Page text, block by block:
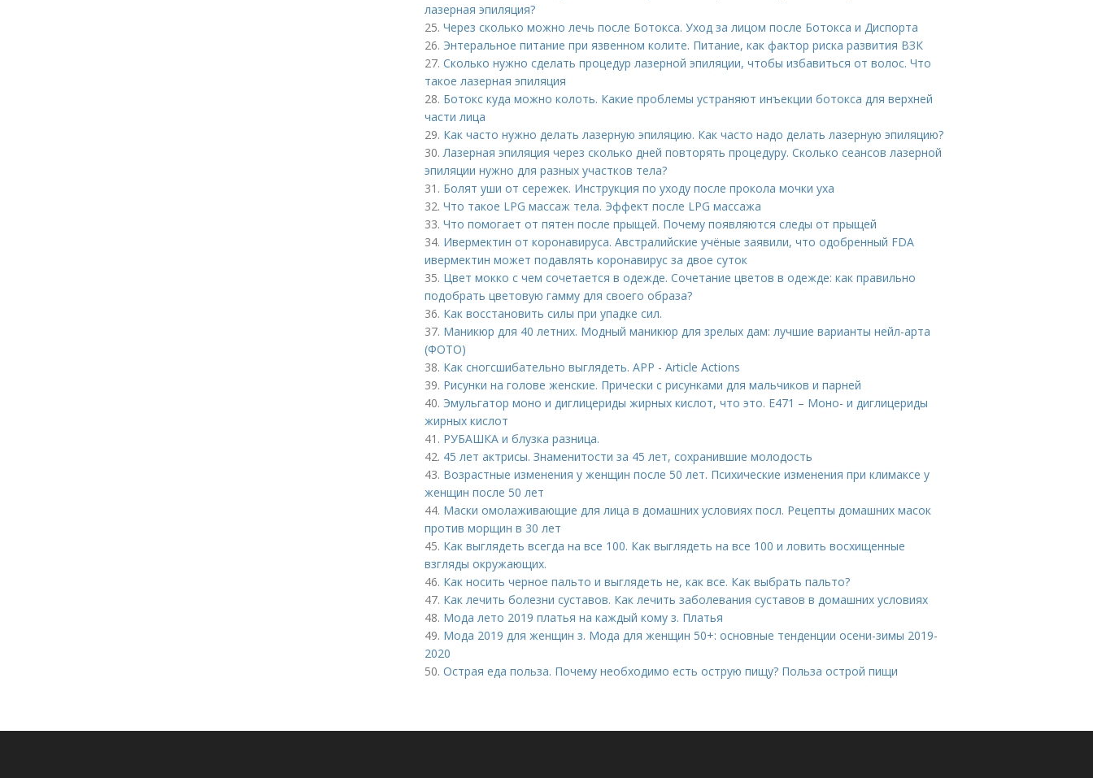
лазерная эпиляция?
25. Через сколько можно лечь после Ботокса. Уход за лицом после Ботокса и Диспорта
26. Энтеральное питание при язвенном колите. Питание, как фактор риска развития ВЗК
27. Сколько нужно сделать процедур лазерной эпиляции, чтобы избавиться от волос. Что
такое лазерная эпиляция
28. Ботокс куда можно колоть. Какие проблемы устраняют инъекции ботокса для верхней
части лица
29. Как часто нужно делать лазерную эпиляцию. Как часто надо делать лазерную эпиляцию?
30.Лазерная эпиляция через сколько дней повторять процедуру. Сколько сеансов лазерной
эпиляции нужно для разных участков тела?
31. Болят уши от сережек. Инструкция по уходу после прокола мочки уха
32. Что такое LPG массаж тела. Эффект после LPG массажа
33. Что помогает от пятен после прыщей. Почему появляются следы от прыщей
34. Ивермектин от коронавируса. Австралийские учёные заявили, что одобренный FDA
ивермектин может подавлять коронавирус за двое суток
35. Цвет мокко с чем сочетается в одежде. Сочетание цветов в одежде: как правильно
подобрать цветовую гамму для своего образа?
36. Как восстановить силы при упадке сил.
37. Маникюр для 40 летних. Модный маникюр для зрелых дам: лучшие варианты нейл-арта
(ФОТО)
38. Как сногсшибательно выглядеть. APP - Article Actions
39. Рисунки на голове женские. Прически с рисунками для мальчиков и парней
40. Эмульгатор моно и диглицериды жирных кислот, что это. Е471 – Моно- и диглицериды
жирных кислот
41. РУБАШКА и блузка разница.
42. 45 лет актрисы. Знаменитости за 45 лет, сохранившие молодость
43. Возрастные изменения у женщин после 50 лет. Психические изменения при климаксе у
женщин после 50 лет
44. Маски омолаживающие для лица в домашних условиях посл. Рецепты домашних масок
против морщин в 30 лет
45. Как выглядеть всегда на все 100. Как выглядеть на все 100 и ловить восхищенные
взгляды окружающих.
46. Как носить черное пальто и выглядеть не, как все. Как выбрать пальто?
47. Как лечить болезни суставов. Как лечить заболевания суставов в домашних условиях
48. Мода лето 2019 платья на каждый кому з. Платья
49. Мода 2019 для женщин з. Мода для женщин 50+: основные тенденции осени-зимы 2019-
2020
50. Острая еда польза. Почему необходимо есть острую пищу? Польза острой пищи